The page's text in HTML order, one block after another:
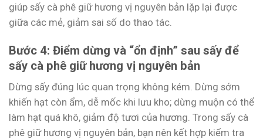
giúp sấy cà phê giữ hương vị nguyên bản lặp lại được
giữa các mẻ, giảm sai số do thao tác.
Bước 4: Điểm dừng và “ổn định” sau sấy để
sấy cà phê giữ hương vị nguyên bản
Dừng sấy đúng lúc quan trọng không kém. Dừng sớm
khiến hạt còn ẩm, dễ mốc khi lưu kho; dừng muộn có thể
làm hạt quá khô, giảm độ tươi của hương. Trong sấy cà
phê giữ hương vị nguyên bản, bạn nên kết hợp kiểm tra